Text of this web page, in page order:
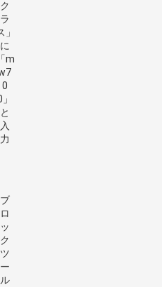
ク
ラ
」
に
「m
0
と
入
力
ブ
ロ
ッ
ク
ツ
ー
ル